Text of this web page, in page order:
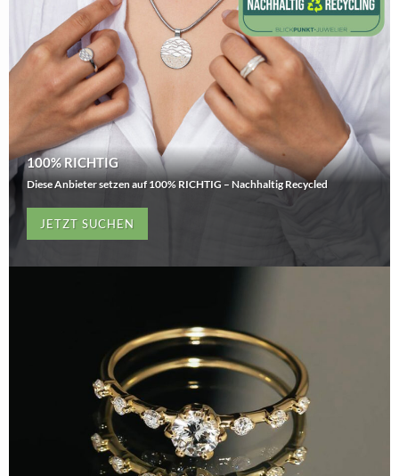
100% RICHTIG
Diese Anbieter setzen auf 100% RICHTIG – Nachhaltig Recycled
JETZT SUCHEN